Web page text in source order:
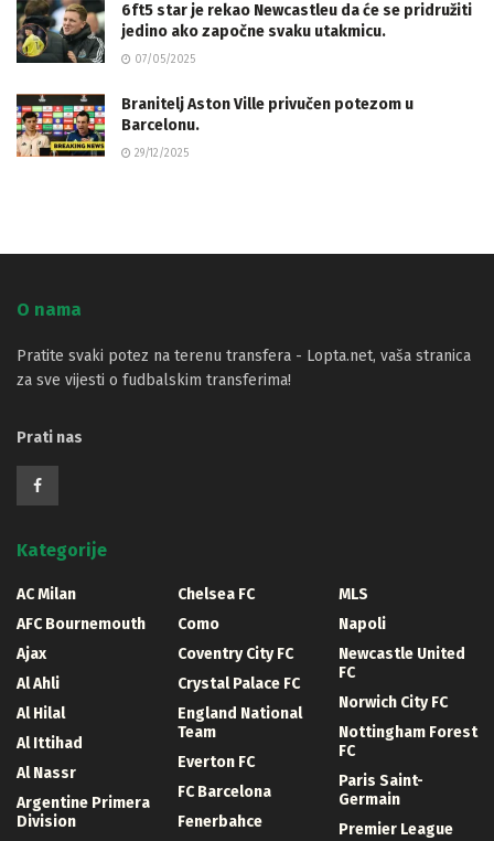
6ft5 star je rekao Newcastleu da će se pridružiti
jedino ako započne svaku utakmicu.
07/05/2025
Branitelj Aston Ville privučen potezom u
Barcelonu.
29/12/2025
O nama
Pratite svaki potez na terenu transfera - Lopta.net, vaša stranica
za sve vijesti o fudbalskim transferima!
Prati nas
Kategorije
AC Milan
AFC Bournemouth
Ajax
Al Ahli
Al Hilal
Al Ittihad
Al Nassr
Argentine Primera
Division
Chelsea FC
Como
Coventry City FC
Crystal Palace FC
England National
Team
Everton FC
FC Barcelona
Fenerbahce
MLS
Napoli
Newcastle United
FC
Norwich City FC
Nottingham Forest
FC
Paris Saint-
Germain
Premier League